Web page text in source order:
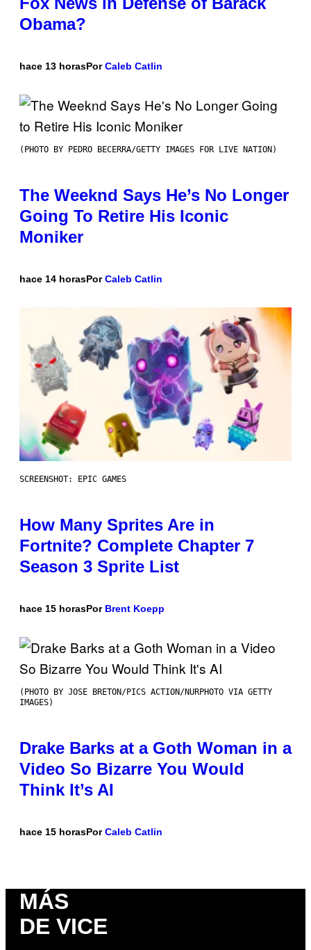
Obama?
hace 13 horasPorCaleb Catlin
(PHOTO BY PEDRO BECERRA/GETTY IMAGES FOR LIVE NATION)
The Weeknd Says He’s No Longer
Going To Retire His Iconic
Moniker
hace 14 horasPorCaleb Catlin
SCREENSHOT: EPIC GAMES
How Many Sprites Are in
Fortnite? Complete Chapter 7
Season 3 Sprite List
hace 15 horasPor Brent Koepp
(PHOTO BY JOSE BRETON/PICS ACTION/NURPHOTO VIA GETTY
IMAGES)
Drake Barks at a Goth Woman in a
Video So Bizarre You Would
Think It’s AI
hace 15 horasPorCaleb Catlin
MÁS
DE VICE